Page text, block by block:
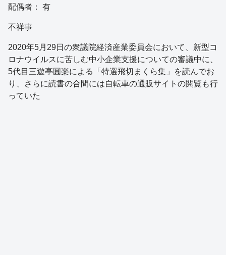
配偶者： 有
不祥事
2020年5月29日の衆議院経済産業委員会において、新型コ
ロナウイルスに苦しむ中小企業支援についての審議中に、
5代目三遊亭圓楽による「特選飛切まくら集」を読んでお
り、さらに読書の合間には自転車の通販サイトの閲覧も行
っていた